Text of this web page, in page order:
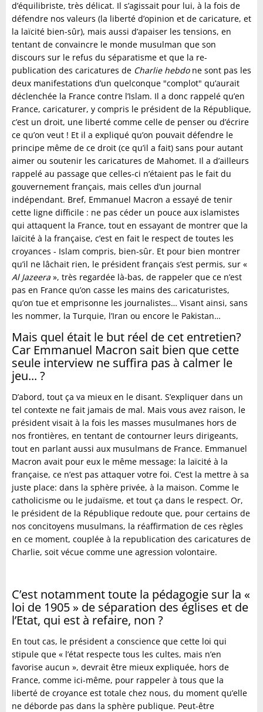
d’équilibriste, très délicat. Il s’agissait pour lui, à la fois de
défendre nos valeurs (la liberté d’opinion et de caricature, et
la laïcité bien-sûr), mais aussi d’apaiser les tensions, en
tentant de convaincre le monde musulman que son
discours sur le refus du séparatisme et que la re-
publication des caricatures de Charlie hebdone sont pas les
deux manifestations d’un quelconque "complot" qu’aurait
déclenchée la France contre l’Islam. Il a donc rappelé qu’en
France, caricaturer, y compris le président de la République,
c’est un droit, une liberté comme celle de penser ou d’écrire
ce qu’on veut ! Et il a expliqué qu’on pouvait défendre le
principe même de ce droit (ce qu’il a fait) sans pour autant
aimer ou soutenir les caricatures de Mahomet. Il a d’ailleurs
rappelé au passage que celles-ci n’étaient pas le fait du
gouvernement français, mais celles d’un journal
indépendant. Bref, Emmanuel Macron a essayé de tenir
cette ligne difficile : ne pas céder un pouce aux islamistes
qui attaquent la France, tout en essayant de montrer que la
laïcité à la française, c’est en fait le respect de toutes les
croyances - Islam compris, bien-sûr. Et pour bien montrer
qu’il ne lâchait rien, le président français s’est permis, sur «
Al Jazeera », très regardée là-bas, de rappeler que ce n’est
pas en France qu’on casse les mains des caricaturistes,
qu’on tue et emprisonne les journalistes… Visant ainsi, sans
les nommer, la Turquie, l’Iran ou encore le Pakistan…
Mais quel était le but réel de cet entretien?
Car Emmanuel Macron sait bien que cette
seule interview ne suffira pas à calmer le
jeu... ?
D’abord, tout ça va mieux en le disant. S’expliquer dans un
tel contexte ne fait jamais de mal. Mais vous avez raison, le
président visait à la fois les masses musulmanes hors de
nos frontières, en tentant de contourner leurs dirigeants,
tout en parlant aussi aux musulmans de France. Emmanuel
Macron avait pour eux le même message: la laïcité à la
française, ce n’est pas attaquer votre foi. C’est la mettre à sa
juste place: dans la sphère privée, à la maison. Comme le
catholicisme ou le judaïsme, et tout ça dans le respect. Or,
le président de la République redoute que, pour certains de
nos concitoyens musulmans, la réaffirmation de ces règles
en ce moment, couplée à la republication des caricatures de
Charlie, soit vécue comme une agression volontaire.
C’est notamment toute la pédagogie sur la «
loi de 1905 » de séparation des églises et de
l’Etat, qui est à refaire, non ?
En tout cas, le président a conscience que cette loi qui
stipule que « l’état respecte tous les cultes, mais n’en
favorise aucun », devrait être mieux expliquée, hors de
France, comme ici-même, pour rappeler à tous que la
liberté de croyance est totale chez nous, du moment qu’elle
ne déborde pas dans la sphère publique. Peut-être